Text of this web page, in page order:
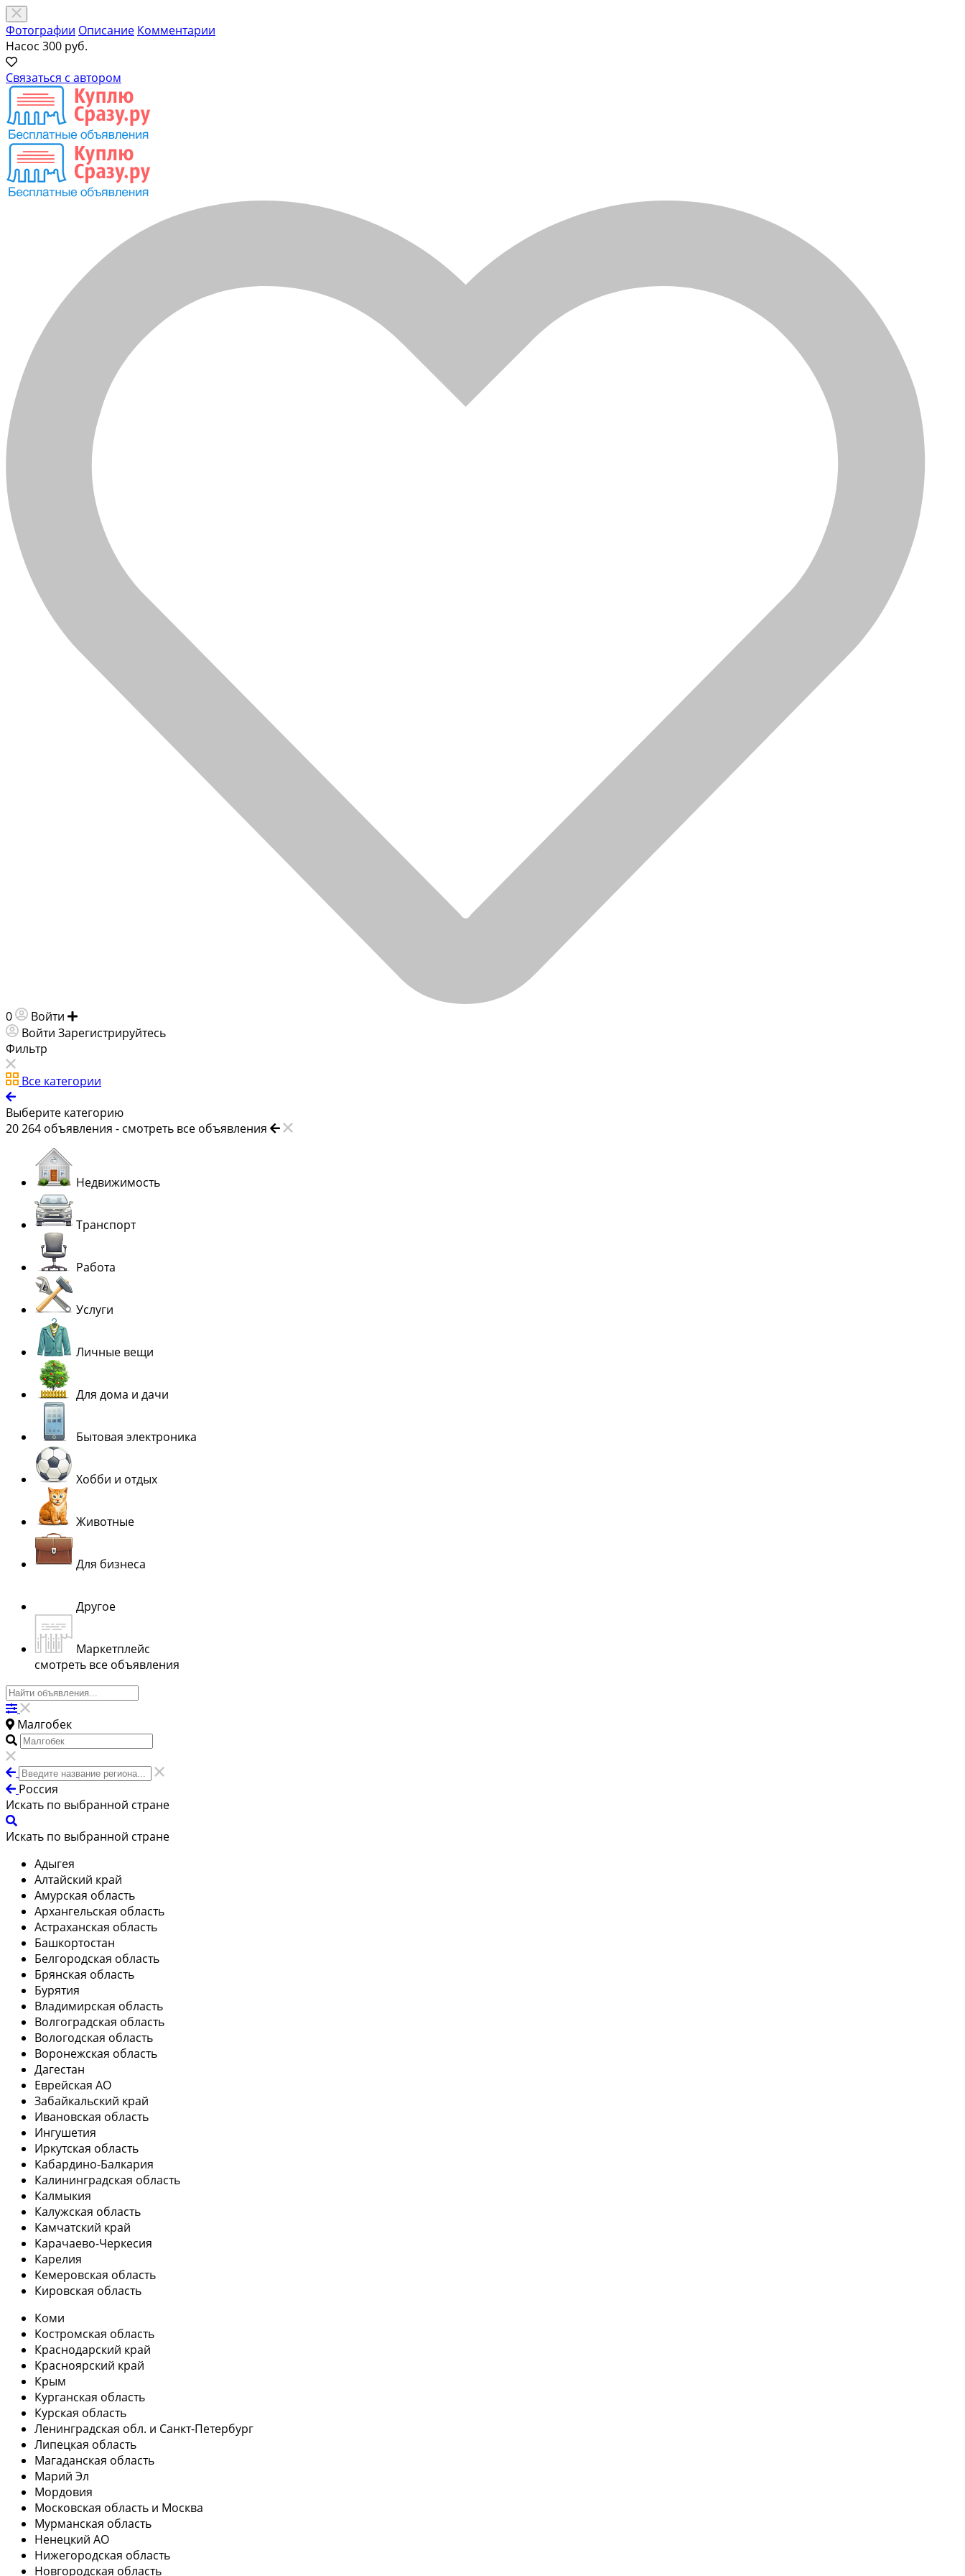
Фотографии Описание Комментарии
Насос 300 руб.
Связаться с автором
0 Войти
Войти Зарегистрируйтесь
Фильтр
Все категории
Выберите категорию
20 264 объявления - смотреть все объявления
Недвижимость
Транспорт
Работа
Услуги
Личные вещи
Для дома и дачи
Бытовая электроника
Хобби и отдых
Животные
Для бизнеса
Другое
Маркетплейс
смотреть все объявления
Малгобек
Россия
Искать по выбранной стране
Искать по выбранной стране
Адыгея
Алтайский край
Амурская область
Архангельская область
Астраханская область
Башкортостан
Белгородская область
Брянская область
Бурятия
Владимирская область
Волгоградская область
Вологодская область
Воронежская область
Дагестан
Еврейская АО
Забайкальский край
Ивановская область
Ингушетия
Иркутская область
Кабардино-Балкария
Калининградская область
Калмыкия
Калужская область
Камчатский край
Карачаево-Черкесия
Карелия
Кемеровская область
Кировская область
Коми
Костромская область
Краснодарский край
Красноярский край
Крым
Курганская область
Курская область
Ленинградская обл. и Санкт-Петербург
Липецкая область
Магаданская область
Марий Эл
Мордовия
Московская область и Москва
Мурманская область
Ненецкий АО
Нижегородская область
Новгородская область